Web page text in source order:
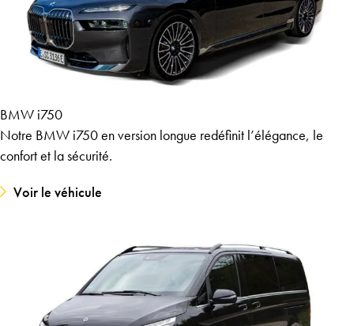
BMW i750
Notre BMW i750 en version longue redéfinit l’élégance, le
confort et la sécurité.
Voir le véhicule